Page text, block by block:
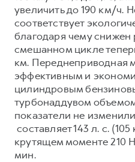
увеличить до 190 км/ч.
соответствует
благодаря чему снижен
смешанном цикле
км. Переднеприводная
эффективным и
цилиндровым
турбонаддувом
показатели не
составляет 143 л. с.
крутящем моменте 210
мин.